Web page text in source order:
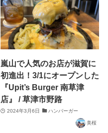
嵐山で人気のお店が滋賀に
初進出！3/1にオープンした
『Upit’s Burger 南草津
店』 / 草津市野路
2024年3月6日 ハンバーガー
美桜